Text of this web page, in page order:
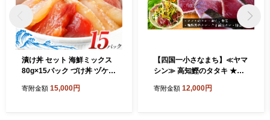
漬け丼 セット 海鮮ミックス
80g×15パック づけ丼 ヅケ丼
素 訳あり 規格外 マグロ 鮪
寄附金額 15,000円
【四国一小さなまち】≪ヤマ
シン≫ 高知鰹のタタキ ★訳
ット（タレ・おろし生姜・柚
寄附金額 12,000円